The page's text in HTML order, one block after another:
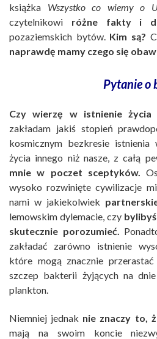
książka Wszystko co wiemy o
czytelnikowi różne fakty i
pozaziemskich bytów. Kim są?
naprawdę mamy czego się
Pytanie o
Czy wierzę w istnienie życia
zakładam jakiś stopień
kosmicznym bezkresie
życia innego niż nasze, z całą
mnie w poczet sceptyków.
wysoko rozwinięte cywilizacje
nami w jakiekolwiek
lemowskim dylemacie, czy
skutecznie porozumieć.
zakładać zarówno istnienie
które mogą znacznie
szczep bakterii żyjących na
plankton.
Niemniej jednak nie znaczy to,
mają na swoim koncie